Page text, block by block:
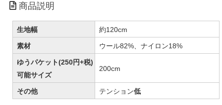
商品説明
生地幅 約120cm
素材 ウール82%、ナイロン18%
ゆうパケット(250円+税)
可能サイズ
200cm
その他 テンション低